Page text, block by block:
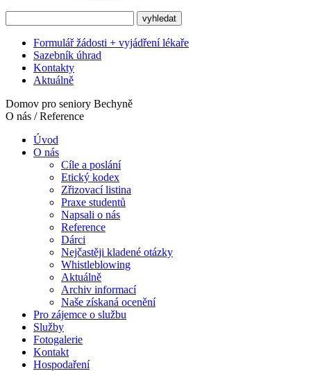
Formulář žádosti + vyjádření lékaře
Sazebník úhrad
Kontakty
Aktuálně
Domov pro seniory Bechyně
O nás / Reference
Úvod
O nás
Cíle a poslání
Etický kodex
Zřizovací listina
Praxe studentů
Napsali o nás
Reference
Dárci
Nejčastěji kladené otázky
Whistleblowing
Aktuálně
Archiv informací
Naše získaná ocenění
Pro zájemce o službu
Služby
Fotogalerie
Kontakt
Hospodaření